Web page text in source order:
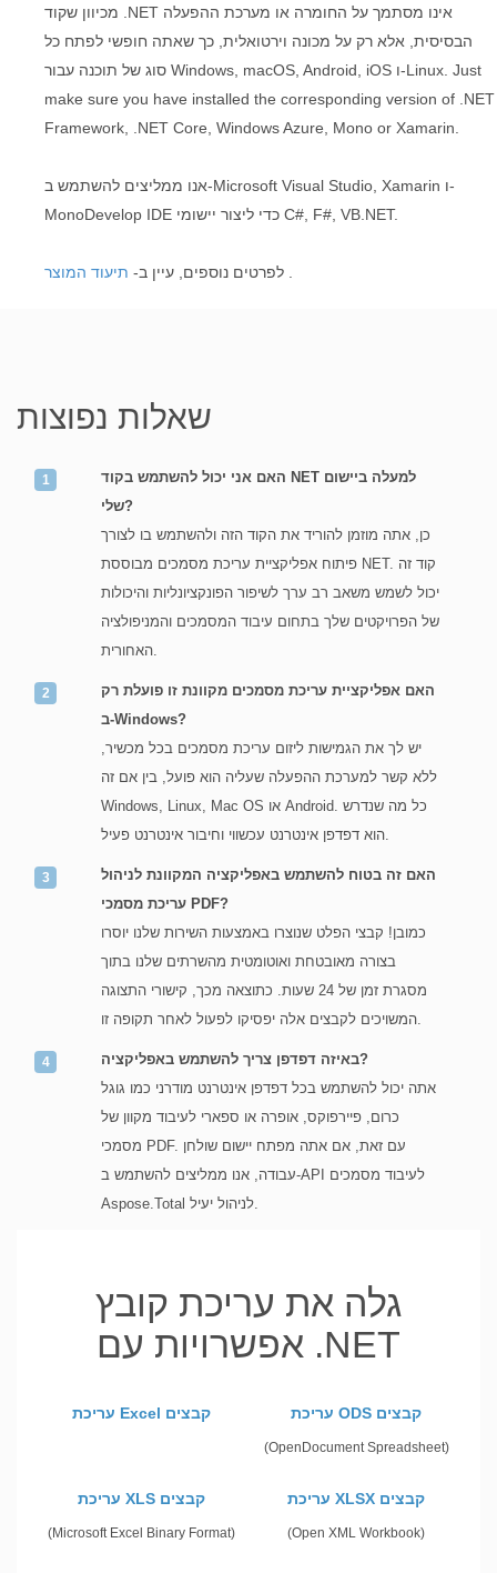
מכיוון שקוד .NET אינו מסתמך על החומרה או מערכת ההפעלה
הבסיסית, אלא רק על מכונה וירטואלית, כך שאתה חופשי לפתח כל
סוג של תוכנה עבור Windows, macOS, Android, iOS ו-Linux. Just
make sure you have installed the corresponding version of .NET
Framework, .NET Core, Windows Azure, Mono or Xamarin.
אנו ממליצים להשתמש ב-Microsoft Visual Studio, Xamarin ו-
MonoDevelop IDE כדי ליצור יישומי C#, F#, VB.NET.
לפרטים נוספים, עיין ב- תיעוד המוצר
שאלות נפוצות
האם אני יכול להשתמש בקוד NET למעלה ביישום
שלי?
כן, אתה מוזמן להוריד את הקוד הזה ולהשתמש בו לצורך
פיתוח אפליקציית עריכת מסמכים מבוססת NET. קוד זה
יכול לשמש משאב רב ערך לשיפור הפונקציונליות והיכולות
של הפרויקטים שלך בתחום עיבוד המסמכים והמניפולציה
האם אפליקציית עריכת מסמכים מקוונת זו פועלת רק
ב-Windows?
יש לך את הגמישות ליזום עריכת מסמכים בכל מכשיר,
ללא קשר למערכת ההפעלה שעליה הוא פועל, בין אם זה
Windows, Linux, Mac OS או Android. כל מה שנדרש
האם זה בטוח להשתמש באפליקציה המקוונת לניהול
עריכת מסמכי PDF?
כמובן! קבצי הפלט שנוצרו באמצעות השירות שלנו יוסרו
בצורה מאובטחת ואוטומטית מהשרתים שלנו בתוך
מסגרת זמן של 24 שעות. כתוצאה מכך, קישורי התצוגה
באיזה דפדפן צריך להשתמש באפליקציה?
אתה יכול להשתמש בכל דפדפן אינטרנט מודרני כמו גוגל
כרום, פיירפוקס, אופרה או ספארי לעיבוד מקוון של
מסמכי PDF. עם זאת, אם אתה מפתח יישום שולחן
עבודה, אנו ממליצים להשתמש ב-API לעיבוד מסמכים
גלה את עריכת קובץ
אפשרויות עם .NET
עריכת Excel קבצים עריכת ODS קבצים
(OpenDocument Spreadsheet)
עריכת XLS קבצים
(Microsoft Excel Binary Format)
עריכת XLSX קבצים
(Open XML Workbook)